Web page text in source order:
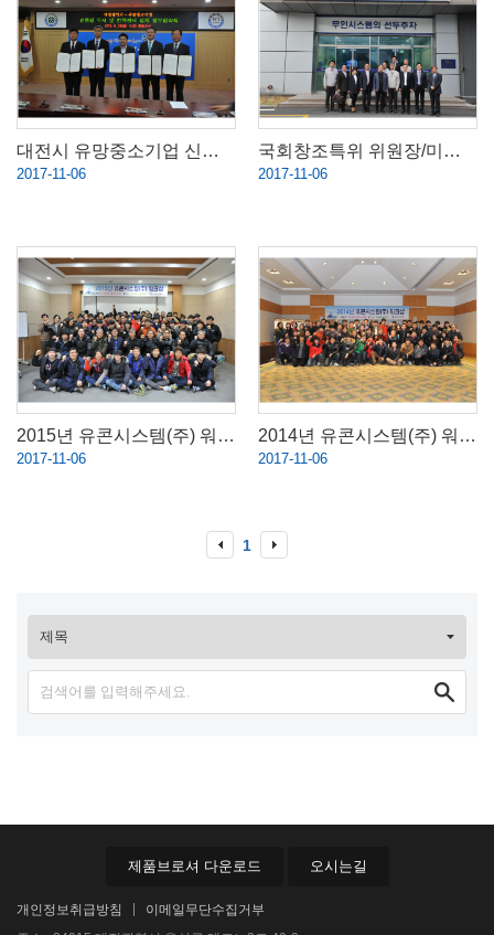
대전시 유망중소기업 신증설 투자 및 컨텍센터 설치 업무협약식
2017-11-06
국회창조특위 위원장/미래부 유콘시스템(주) 방문
2017-11-06
2015년 유콘시스템(주) 워크샵
2017-11-06
2014년 유콘시스템(주) 워크샵
2017-11-06
1
제품브로셔 다운로드 오시는길
개인정보취급방침
이메일무단수집거부